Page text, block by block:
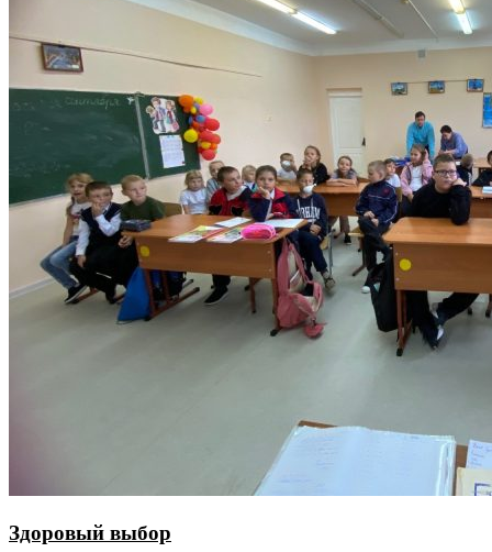
Здоровый выбор